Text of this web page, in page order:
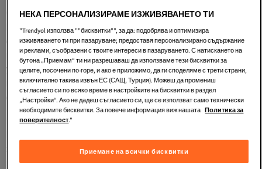
Стилни и универсални дизайни
Белите обувки с клиновидна подметка са задължителен
елемент в гардероба на всяка модерна жена. Те
предлагат елегантна визия, без да правят компромис с
удобството. Изчистените линии и класическият бял цвят
позволяват лесно комбиниране с различни тоалети - от
ежедневни до по-официални.
Материали и качество
за
клиновидните обувки. Най-популярните варианти
включват: - Естествена кожа за максимален комфорт -
НЕКА ПЕРСОНАЛИЗИРАМЕ ИЗЖИВЯВАНЕТО ТИ
"Trendyol използва ""бисквитки"", за да: подобрява и оптимизира
изживяването ти при пазаруване; предоставя персонализирано съдържание
и реклами, съобразени с твоите интереси в пазаруването. С натискането на
бутона „Приемам“ ти ни разрешаваш да използваме тези бисквитки за
целите, посочени по-горе, и ако е приложимо, да ги споделяме с трети страни,
включително такива извън ЕС (САЩ, Турция). Можеш да промениш
съгласието си по всяко време в настройките на бисквитки в раздел
„Настройки“. Ако не дадеш съгласието си, ще се използват само технически
необходимите бисквитки. За повече информация виж нашата Политика за
поверителност."
Приемане на всички бисквитки